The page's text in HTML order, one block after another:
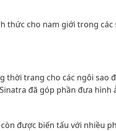
thức cho nam giới trong các
thời trang cho các ngôi sao
đã góp phần đưa hình
được biến tấu với nhiều